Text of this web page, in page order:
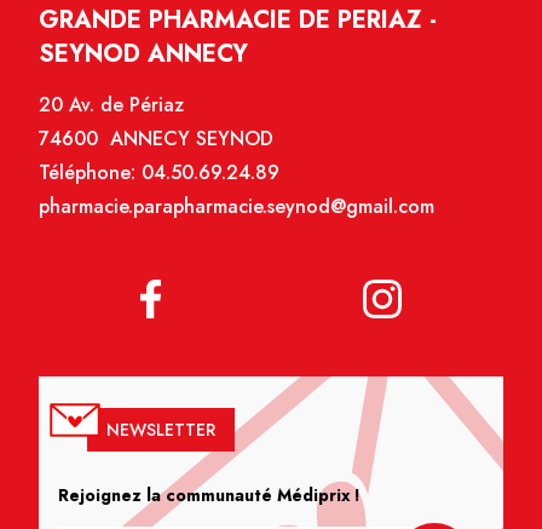
GRANDE PHARMACIE DE PERIAZ -
SEYNOD ANNECY
20 Av. de Périaz
74600 ANNECY SEYNOD
Téléphone: 04.50.69.24.89
pharmacie.parapharmacie.seynod@gmail.com
NEWSLETTER
Rejoignez la communauté Médiprix !